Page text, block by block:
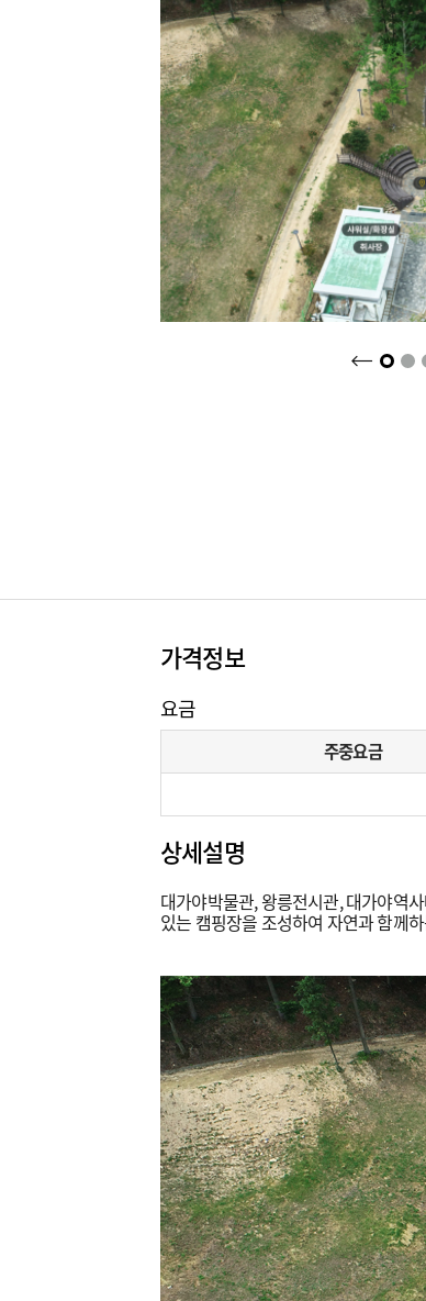
2 3 4 5
가격정보
요금
주중요금
상세설명
대가야박물관, 왕릉전시관, 대가야역
있는 캠핑장을 조성하여 자연과 함께